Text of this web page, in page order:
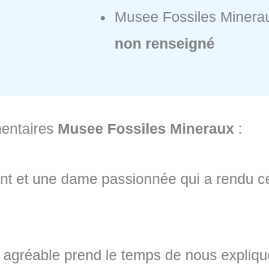
Musee Fossiles
non renseigné
Musee Fossiles Mineraux :
et une dame passionnée qui a rendu
prend le temps de nous